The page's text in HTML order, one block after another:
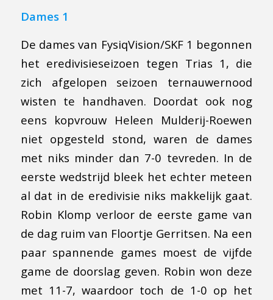
Dames 1
De dames van FysiqVision/SKF 1 begonnen
het eredivisieseizoen tegen Trias 1, die
zich afgelopen seizoen ternauwernood
wisten te handhaven. Doordat ook nog
eens kopvrouw Heleen Mulderij-Roewen
niet opgesteld stond, waren de dames
met niks minder dan 7-0 tevreden. In de
eerste wedstrijd bleek het echter meteen
al dat in de eredivisie niks makkelijk gaat.
Robin Klomp verloor de eerste game van
de dag ruim van Floortje Gerritsen. Na een
paar spannende games moest de vijfde
game de doorslag geven. Robin won deze
met 11-7, waardoor toch de 1-0 op het